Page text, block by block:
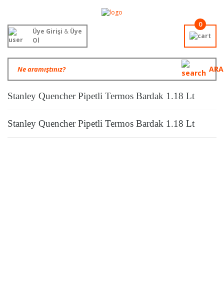
ARA
Üye Girişi &Üye
Ol
0
Stanley Quencher Pipetli Termos Bardak 1.18 Lt
Stanley Quencher Pipetli Termos Bardak 1.18 Lt